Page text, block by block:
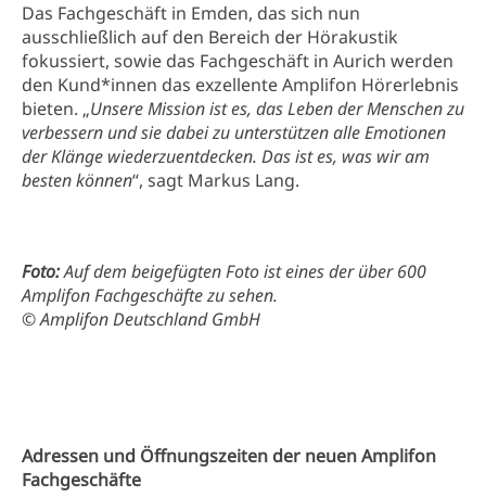
Das Fachgeschäft in Emden, das sich nun
ausschließlich auf den Bereich der Hörakustik
fokussiert, sowie das Fachgeschäft in Aurich werden
den Kund*innen das exzellente Amplifon Hörerlebnis
bieten. „Unsere Mission ist es, das Leben der Menschen zu
verbessern und sie dabei zu unterstützen alle Emotionen
der Klänge wiederzuentdecken. Das ist es, was wir am
besten können“, sagt Markus Lang.
Foto:Auf dem beigefügten Foto ist eines der über 600
Amplifon Fachgeschäfte zu sehen.
© Amplifon Deutschland GmbH
Adressen und Öffnungszeiten der neuen Amplifon
Fachgeschäfte